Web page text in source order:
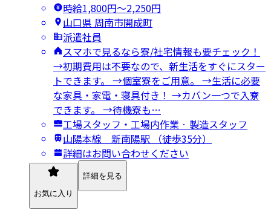
時給1,800円〜2,250円
山口県 周南市開成町
派遣社員
スマホで見るなら寮/社宅情報も要チェック！
→初期費用は不要なので、新生活をすぐにスター
トできます。 →個室寮をご用意。 →生活に必要
な家具・家電・寝具付き！ →カバン一つで入寮
できます。 →待機寮も…
工場スタッフ・工場内作業 · 製造スタッフ
山陽本線 新南陽駅 （徒歩35分）
詳細はお問い合わせください
お気に入り
詳細を見る